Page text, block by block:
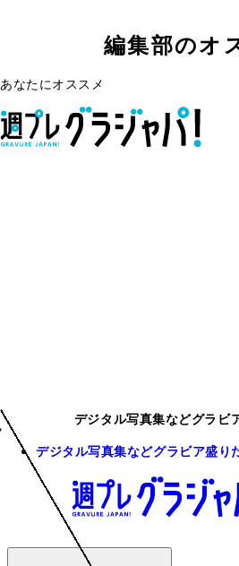
編集部のオ
あなたにオススメ
デジタル写真集などグラビ
デジタル写真集などグラビア盛り